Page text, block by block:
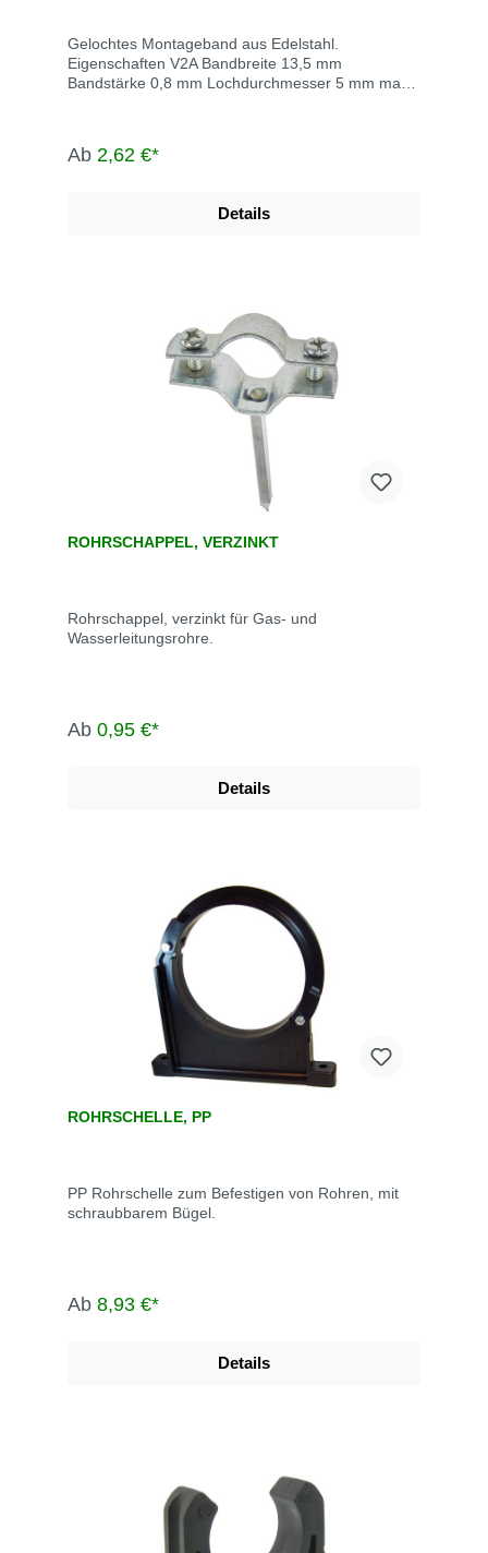
Gelochtes Montageband aus Edelstahl.
Eigenschaften V2A Bandbreite 13,5 mm
Bandstärke 0,8 mm Lochdurchmesser 5 mm max.
Ab 2,62 €*
Details
ROHRSCHAPPEL, VERZINKT
Rohrschappel, verzinkt für Gas- und
Wasserleitungsrohre.
Ab 0,95 €*
Details
ROHRSCHELLE, PP
PP Rohrschelle zum Befestigen von Rohren, mit
schraubbarem Bügel.
Ab 8,93 €*
Details